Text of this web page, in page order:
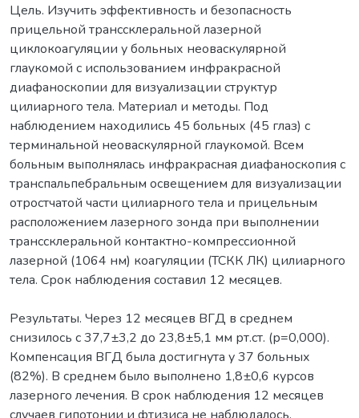
Цель. Изучить эффективность и безопасность
прицельной транссклеральной лазерной
циклокоагуляции у больных неоваскулярной
глаукомой с использованием инфракрасной
диафаноскопии для визуализации структур
цилиарного тела. Материал и методы. Под
наблюдением находились 45 больных (45 глаз) с
терминальной неоваскулярной глаукомой. Всем
больным выполнялась инфракрасная диафаноскопия с
транспальпебральным освещением для визуализации
отростчатой части цилиарного тела и прицельным
расположением лазерного зонда при выполнении
транссклеральной контактно-компрессионной
лазерной (1064 нм) коагуляции (ТСКК ЛК) цилиарного
тела. Срок наблюдения составил 12 месяцев.
Результаты. Через 12 месяцев ВГД в среднем
снизилось с 37,7±3,2 до 23,8±5,1 мм рт.ст. (р=0,000).
Компенсация ВГД была достигнута у 37 больных
(82%). В среднем было выполнено 1,8±0,6 курсов
лазерного лечения. В срок наблюдения 12 месяцев